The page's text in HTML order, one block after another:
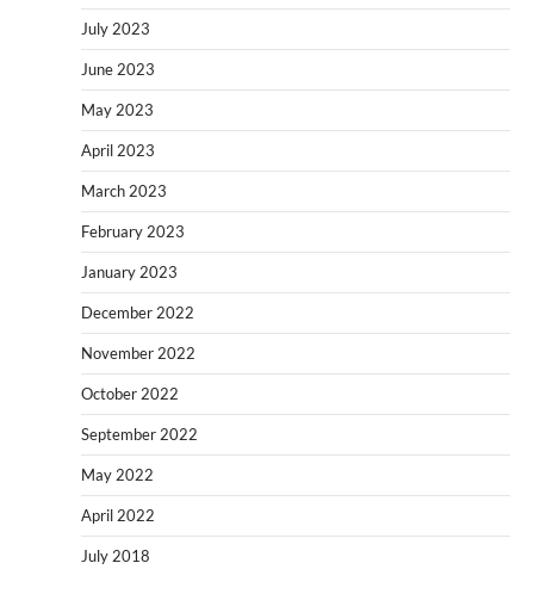
July 2023
June 2023
May 2023
April 2023
March 2023
February 2023
January 2023
December 2022
November 2022
October 2022
September 2022
May 2022
April 2022
July 2018